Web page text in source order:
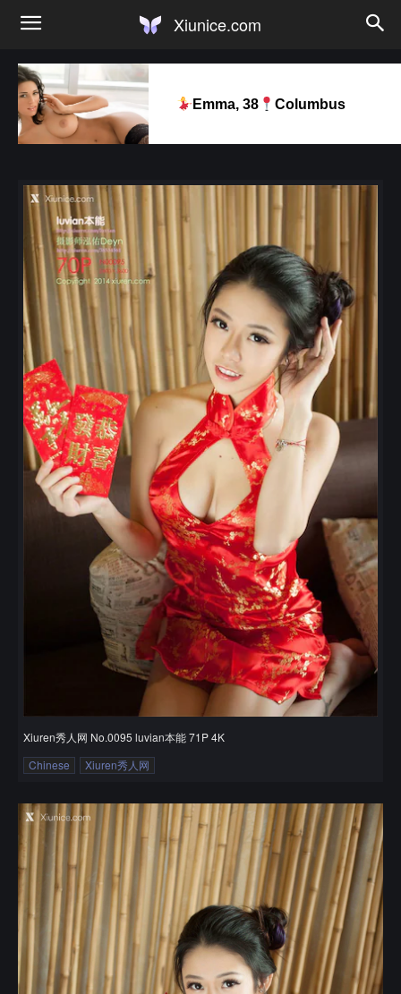
Xiunice.com
Emma, 38 Columbus
Xiuren秀人网 No.0095 luvian本能 71P 4K
Chinese
Xiuren秀人网